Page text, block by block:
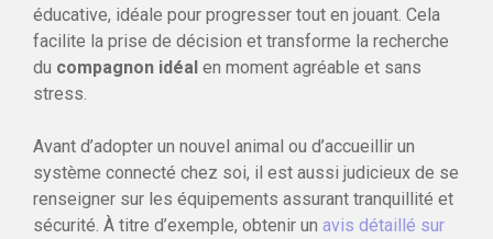
éducative, idéale pour progresser tout en jouant. Cela
facilite la prise de décision et transforme la recherche
du compagnon idéal en moment agréable et sans
stress.
Avant d’adopter un nouvel animal ou d’accueillir un
système connecté chez soi, il est aussi judicieux de se
renseigner sur les équipements assurant tranquillité et
sécurité. À titre d’exemple, obtenir un avis détaillé sur